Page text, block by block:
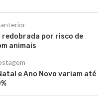
redobrada por risco de
animais
e Ano Novo variam até